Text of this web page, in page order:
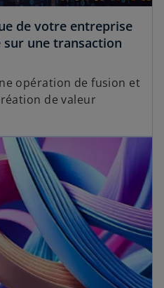
de votre entreprise
sur une transaction
opération de fusion et
de valeur